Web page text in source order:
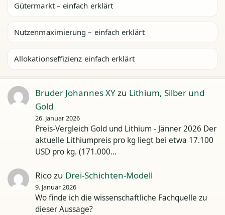
Gütermarkt – einfach erklärt
Nutzenmaximierung – einfach erklärt
Allokationseffizienz einfach erklärt
Bruder Johannes XYzu Lithium, Silber und
Gold
26. Januar 2026
Preis-Vergleich Gold und Lithium - Jänner 2026 Der
aktuelle Lithiumpreis pro kg liegt bei etwa 17.100
USD pro kg. (171.000…
Ricozu Drei-Schichten-Modell
9. Januar 2026
Wo finde ich die wissenschaftliche Fachquelle zu
dieser Aussage?